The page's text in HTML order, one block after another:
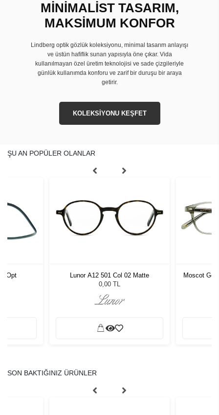
MİNİMALİST TASARIM,
MAKSİMUM KONFOR
Lindberg optik gözlük koleksiyonu, minimal tasarım anlayışı
ve üstün hafiflik sunan yapısıyla öne çıkar. Vida
kullanılmayan özel üretim teknolojisi ve sade çizgileriyle
günlük kullanımda konforu ve zarif bir duruşu bir araya
getirir.
KOLEKSİYONU KEŞFET
ŞU AN POPÜLER OLANLAR
Opt
Lunor A12 501 Col 02 Matte
0,00 TL
Moscot
SON BAKTIĞINIZ ÜRÜNLER